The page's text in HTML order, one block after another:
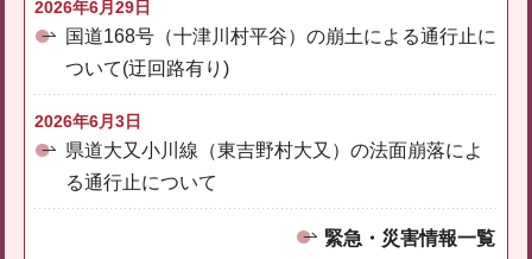
2026年6月29日
国道168号（十津川村平谷）の崩土による通行止に
ついて(迂回路有り)
2026年6月3日
県道大又小川線（東吉野村大又）の法面崩落によ
る通行止について
緊急・災害情報一覧